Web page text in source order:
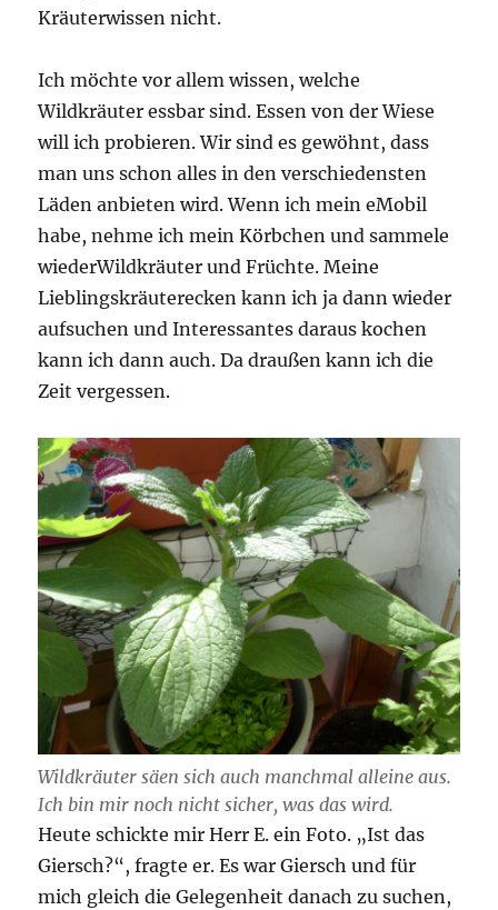
Kräuterwissen nicht.
Ich möchte vor allem wissen, welche
Wildkräuter essbar sind. Essen von der Wiese
will ich probieren. Wir sind es gewöhnt, dass
man uns schon alles in den verschiedensten
Läden anbieten wird. Wenn ich mein eMobil
habe, nehme ich mein Körbchen und sammele
wiederWildkräuter und Früchte. Meine
Lieblingskräuterecken kann ich ja dann wieder
aufsuchen und Interessantes daraus kochen
kann ich dann auch. Da draußen kann ich die
Zeit vergessen.
Wildkräuter säen sich auch manchmal alleine aus.
Ich bin mir noch nicht sicher, was das wird.
Heute schickte mir Herr E. ein Foto. „Ist das
Giersch?“, fragte er. Es war Giersch und für
mich gleich die Gelegenheit danach zu suchen,